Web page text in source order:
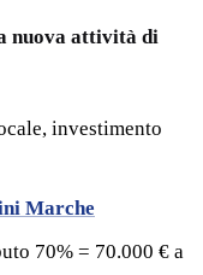
nuova attività di
investimento
Marche
70% = 70.000 € a